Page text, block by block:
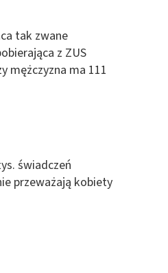
tak zwane
z ZUS
mężczyzna ma 111
świadczeń
przeważają kobiety